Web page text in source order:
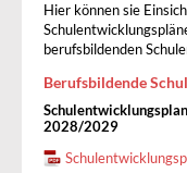
Hier können sie
berufsbildenden
Berufsbildende
2028/2029